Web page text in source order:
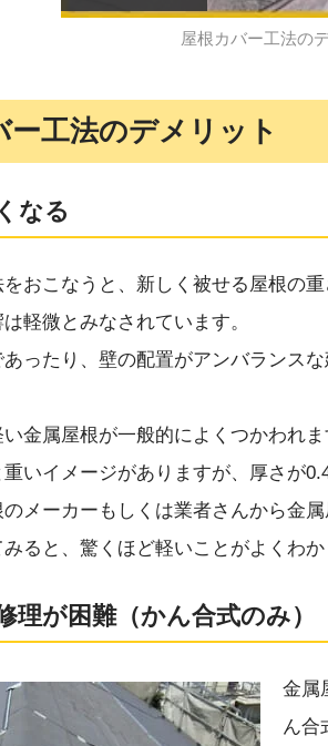
屋根カバー工法の
ー工法のデメリット
なる
おこなうと、新しく被せる屋根の重
軽微とみなされています。
ったり、壁の配置がアンバランスな
金属屋根が一般的によくつかわれま
いイメージがありますが、厚さが
メーカーもしくは業者さんから金
ると、驚くほど軽いことがよくわか
理が困難（かん合式のみ）
金属
ん合